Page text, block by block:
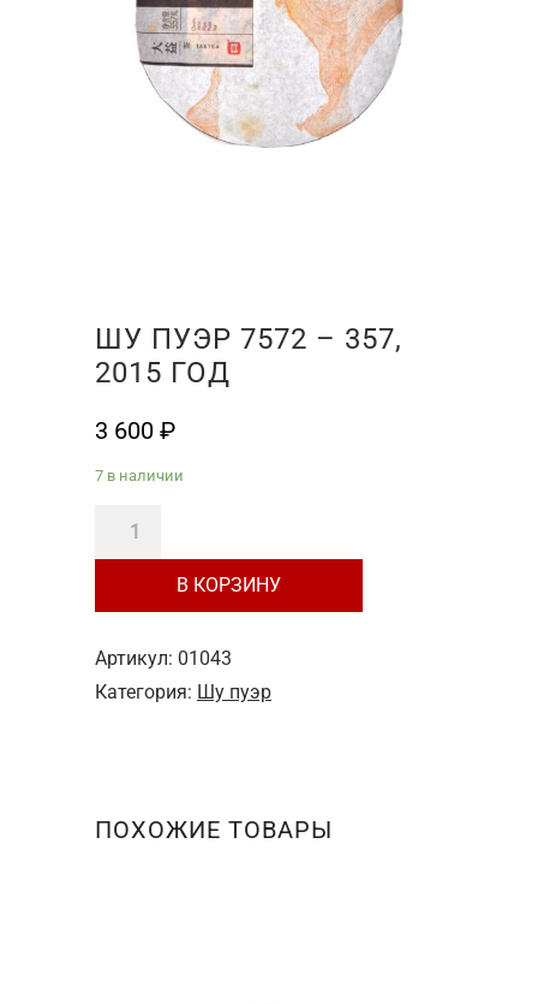
ШУ ПУЭР 7572 – 357,
2015 ГОД
3 600 ₽
7 в наличии
Количество
товара
7572
–
В КОРЗИНУ
Артикул: 01043
Категория: Шу пуэр
ПОХОЖИЕ ТОВАРЫ